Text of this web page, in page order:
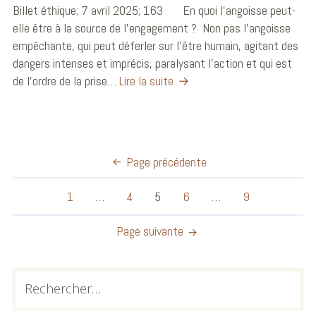
Billet éthique; 7 avril 2025; 163 En quoi l’angoisse peut-
elle être à la source de l’engagement ? Non pas l’angoisse
empêchante, qui peut déferler sur l’être humain, agitant des
dangers intenses et imprécis, paralysant l’action et qui est
de l’ordre de la prise… Lire la suite
Page précédente
1 4 5 6 9
Page suivante